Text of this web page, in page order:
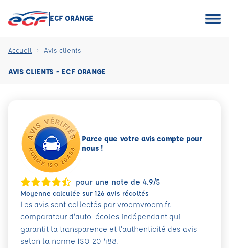
ECF ORANGE
Accueil Avis clients
AVIS CLIENTS - ECF ORANGE
Parce que votre avis compte pour
nous !
pour une note de 4.9/5
Moyenne calculée sur 126 avis récoltés
Les avis sont collectés par vroomvroom.fr,
comparateur d’auto-écoles indépendant qui
garantit la transparence et l'authenticité des avis
selon la norme ISO 20 488.